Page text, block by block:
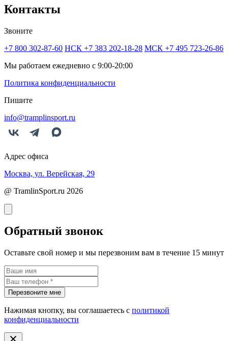
Контакты
Звоните
+7 800 302-87-60 НСК +7 383 202-18-28 МСК +7 495 723-26-86
Мы работаем ежедневно с 9:00-20:00
Политика конфиденциальности
Пишите
info@tramplinsport.ru
Адрес офиса
Москва, ул. Верейская, 29
@ TramlinSport.ru 2026
Обратный звонок
Оставьте свой номер и мы перезвоним вам в течение 15 минут
Перезвоните мне
Нажимая кнопку, вы соглашаетесь с политикой
конфиденциальности